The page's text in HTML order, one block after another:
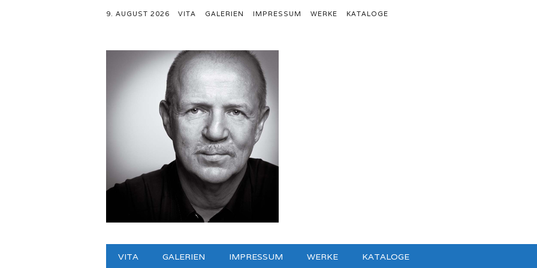
9. AUGUST 2026 VITA GALERIEN IMPRESSUM WERKE KATALOGE
Hauptmenü
VITA GALERIEN IMPRESSUM WERKE KATALOGE